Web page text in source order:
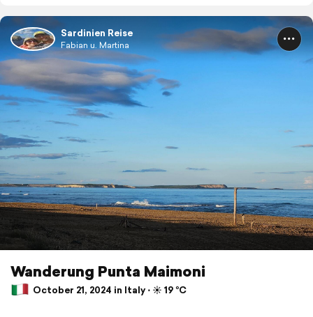
Sardinien Reise
Fabian u. Martina
Wanderung Punta Maimoni
October 21, 2024 in Italy ⋅ ☀️ 19 °C